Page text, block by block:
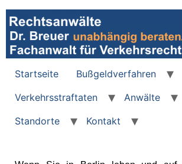
Startseite
Bußgeldverfahren
Verkehrsstraftaten
Anwälte
Standorte
Kontakt